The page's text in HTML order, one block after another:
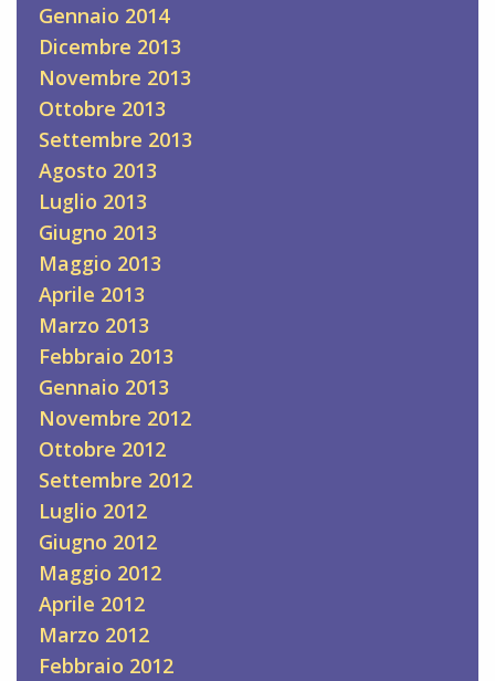
Gennaio 2014
Dicembre 2013
Novembre 2013
Ottobre 2013
Settembre 2013
Agosto 2013
Luglio 2013
Giugno 2013
Maggio 2013
Aprile 2013
Marzo 2013
Febbraio 2013
Gennaio 2013
Novembre 2012
Ottobre 2012
Settembre 2012
Luglio 2012
Giugno 2012
Maggio 2012
Aprile 2012
Marzo 2012
Febbraio 2012